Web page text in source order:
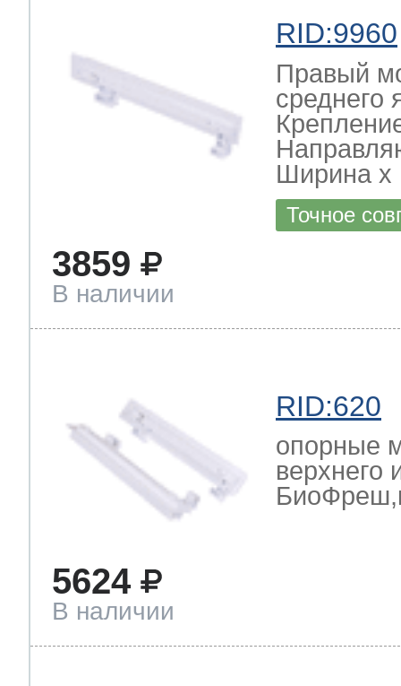
RID:9960
Правый
Ширина х
Точное
3859
В наличии
RID:620
опорные
верхнего
5624
В наличии